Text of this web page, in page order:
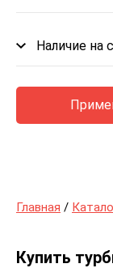
Наличие на
Главная /
Купить